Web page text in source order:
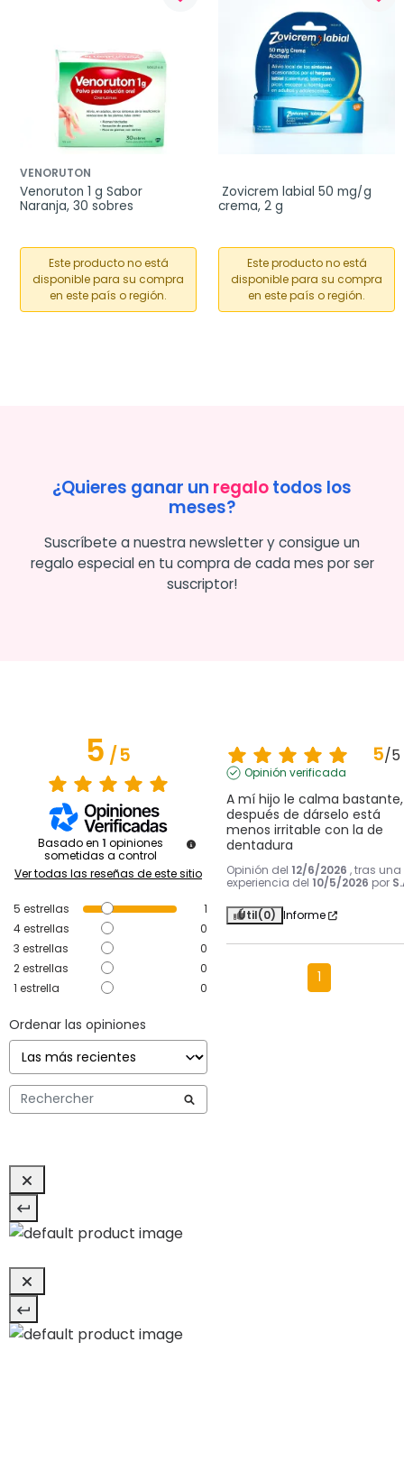
VENORUTON
Venoruton 1 g Sabor
Naranja, 30 sobres
Este producto no está
disponible para su compra
en este país o región.
Zovicrem labial 50 mg/g
crema, 2 g
Este producto no está
disponible para su compra
en este país o región.
¿Quieres ganar un regalotodos los
meses?
Suscríbete a nuestra newsletter y consigue un
regalo especial en tu compra de cada mes por ser
suscriptor!
5/5
Basado en 1 opiniones
sometidas a control
Ver todas las reseñas de este sitio
5 estrellas
1
4estrellas
0
3 estrellas
0
2estrellas
0
1 estrella 0
Ordenar las opiniones
5/5
Opinión verificada
A mí hijo le calma bastante,
después de dárselo está
menos irritable con la de
dentadura
Opinión del 12/6/2026 , tras una
experiencia del 10/5/2026 por
Útil(0) Informe
1